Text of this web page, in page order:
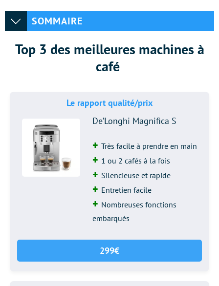
SOMMAIRE
Top 3 des meilleures machines à
café
Le rapport qualité/prix
De’Longhi Magnifica S
Très facile à prendre en main
1 ou 2 cafés à la fois
Silencieuse et rapide
Entretien facile
Nombreuses fonctions
embarqués
299€